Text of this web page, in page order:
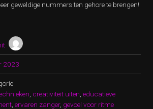
geweldige nummers ten gehore te brengen!
2023
creativiteit uiten educatieve
ervaren zanger, gevoel voor ritme